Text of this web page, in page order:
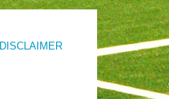
DISCLAIMER